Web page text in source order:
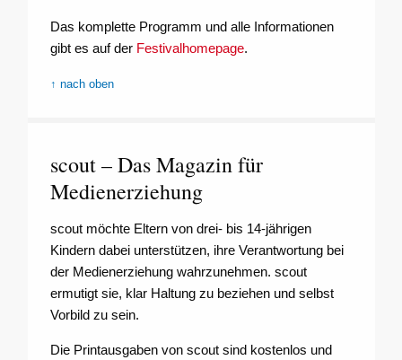
Das komplette Programm und alle Informationen
gibt es auf der Festivalhomepage.
↑ nach oben
scout – Das Magazin für
Medienerziehung
scout möchte Eltern von drei- bis 14-jährigen
Kindern dabei unterstützen, ihre Verantwortung bei
der Medienerziehung wahrzunehmen. scout
ermutigt sie, klar Haltung zu beziehen und selbst
Vorbild zu sein.
Die Printausgaben von scout sind kostenlos und